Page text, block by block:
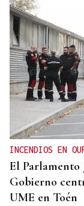
INCENDIOS EN
El Parlamento
Gobierno
UME en Toén